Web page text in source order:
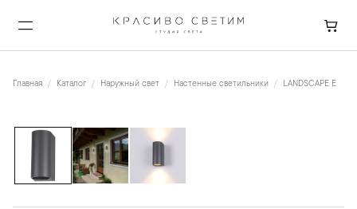
Главная Каталог Наружный свет Настенные светильники LANDSCAPE E